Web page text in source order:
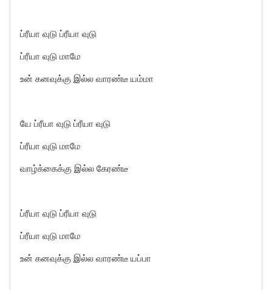
ப்ரீயா வுடு ப்ரீயா வுடு
ப்ரீயா வுடு மாமே
உன் கனவுக்கு இல்ல வாரண்டீ யம்மா
யே ப்ரீயா வுடு ப்ரீயா வுடு
ப்ரீயா வுடு மாமே
வாழ்க்கைக்கு இல்ல கேரண்டீ
ப்ரீயா வுடு ப்ரீயா வுடு
ப்ரீயா வுடு மாமே
உன் கனவுக்கு இல்ல வாரண்டீ யப்பா